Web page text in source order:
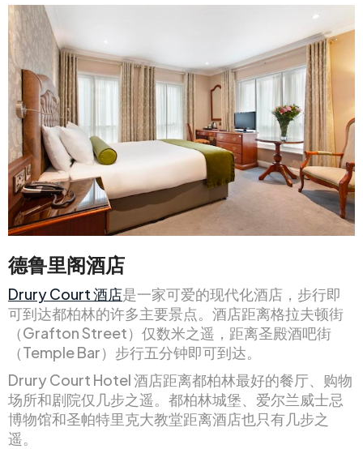
德鲁里阁酒店
Drury Court 酒店是一家可爱的现代化酒店，步行即
可到达都柏林的许多主要景点。酒店距离格拉夫顿街
（Grafton Street）仅数米之遥，距离圣殿酒吧街
（Temple Bar）步行五分钟即可到达。
Drury Court Hotel 酒店距离都柏林最好的餐厅、购物
场所和剧院仅几步之遥。都柏林城堡、爱尔兰威士忌
博物馆和圣帕特里克大教堂距离酒店也只有几步之
遥。